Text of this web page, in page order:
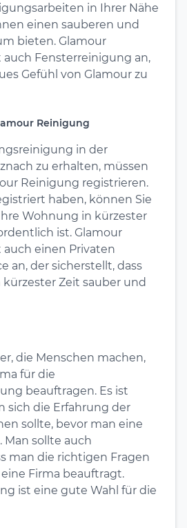
in Ihrer Nähe
einen sauberen und
bieten. Glamour
Fensterreinigung an,
Gefühl von Glamour zu
Reinigung
in der
zu erhalten, müssen
Reinigung registrieren.
haben, können Sie
Wohnung in kürzester
ist. Glamour
einen Privaten
an, der sicherstellt, dass
Zeit sauber und
die Menschen machen,
für die
beauftragen. Es ist
sich die Erfahrung der
sollte, bevor man eine
Man sollte auch
man die richtigen Fragen
Firma beauftragt.
ist eine gute Wahl für die